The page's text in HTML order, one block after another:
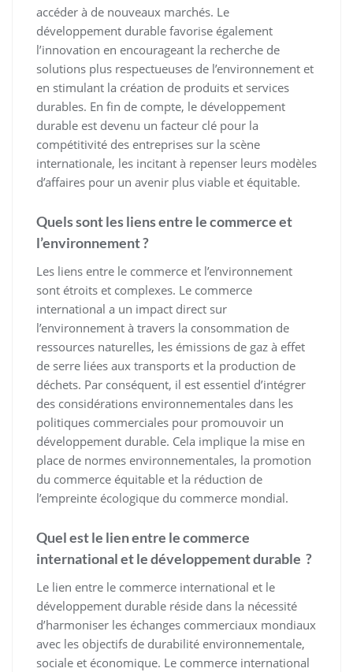
accéder à de nouveaux marchés. Le
développement durable favorise également
l’innovation en encourageant la recherche de
solutions plus respectueuses de l’environnement et
en stimulant la création de produits et services
durables. En fin de compte, le développement
durable est devenu un facteur clé pour la
compétitivité des entreprises sur la scène
internationale, les incitant à repenser leurs modèles
d’affaires pour un avenir plus viable et équitable.
Quels sont les liens entre le commerce et
l’environnement ?
Les liens entre le commerce et l’environnement
sont étroits et complexes. Le commerce
international a un impact direct sur
l’environnement à travers la consommation de
ressources naturelles, les émissions de gaz à effet
de serre liées aux transports et la production de
déchets. Par conséquent, il est essentiel d’intégrer
des considérations environnementales dans les
politiques commerciales pour promouvoir un
développement durable. Cela implique la mise en
place de normes environnementales, la promotion
du commerce équitable et la réduction de
l’empreinte écologique du commerce mondial.
Quel est le lien entre le commerce
international et le développement durable ?
Le lien entre le commerce international et le
développement durable réside dans la nécessité
d’harmoniser les échanges commerciaux mondiaux
avec les objectifs de durabilité environnementale,
sociale et économique. Le commerce international